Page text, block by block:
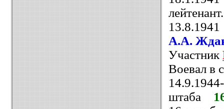
лейтенант.
А.А.
Участник
Воевал в
штаба